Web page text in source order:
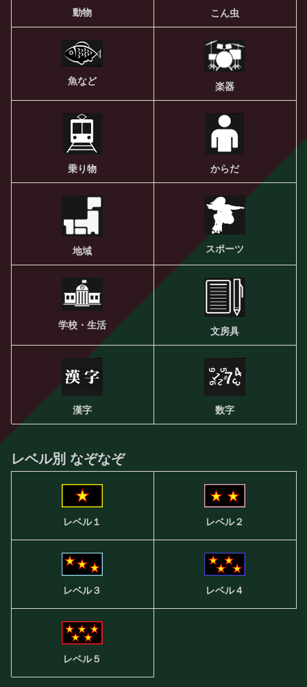
動物 こん虫
魚など 楽器
乗り物 からだ
地域 スポーツ
学校・生活
文房具
漢字 数字
レベル別 なぞなぞ
レベル１ レベル２
レベル３ レベル４
レベル５